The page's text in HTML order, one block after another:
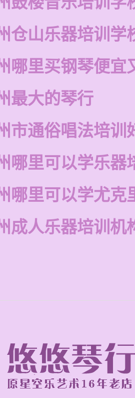
仓山乐器培训学
哪里买钢琴便宜
最大的琴行
市通俗唱法培训
哪里可以学乐器
哪里可以学尤克
成人乐器培训机